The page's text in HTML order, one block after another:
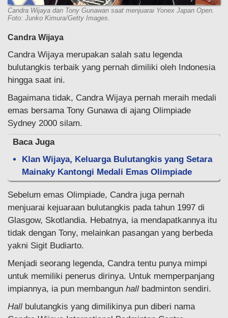
Candra Wijaya dan Tony Gunawan saat menjuarai Yonex Japan Open.
Foto: Junko Kimura/Getty Images.
Candra Wijaya
Candra Wijaya merupakan salah satu legenda
bulutangkis terbaik yang pernah dimiliki oleh Indonesia
hingga saat ini.
Bagaimana tidak, Candra Wijaya pernah meraih medali
emas bersama Tony Gunawa di ajang Olimpiade
Sydney 2000 silam.
Baca Juga
Klan Wijaya, Keluarga Bulutangkis yang Setara
Mainaky Kantongi Medali Emas Olimpiade
Sebelum emas Olimpiade, Candra juga pernah
menjuarai kejuaraan bulutangkis pada tahun 1997 di
Glasgow, Skotlandia. Hebatnya, ia mendapatkannya itu
tidak dengan Tony, melainkan pasangan yang berbeda
yakni Sigit Budiarto.
Menjadi seorang legenda, Candra tentu punya mimpi
untuk memiliki penerus dirinya. Untuk memperpanjang
impiannya, ia pun membangun hall badminton sendiri.
Hall bulutangkis yang dimilikinya pun diberi nama